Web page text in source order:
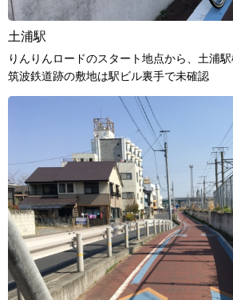
土浦駅
りんりんロードのスタート地点から、土浦駅
筑波鉄道跡の敷地は駅ビル裏手で未確認